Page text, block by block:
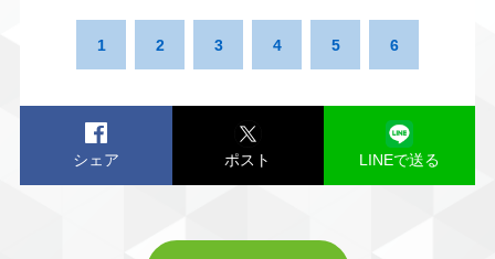
1 2 3 4 5 6
シェア ポスト LINEで送る